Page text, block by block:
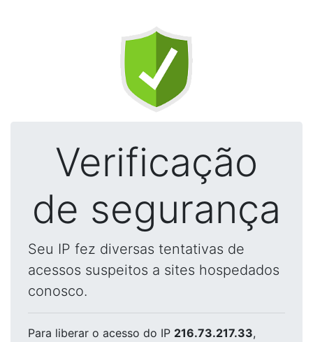
Verificação
de segurança
Seu IP fez diversas tentativas de
acessos suspeitos a sites hospedados
conosco.
Para liberar o acesso do IP 216.73.217.33,